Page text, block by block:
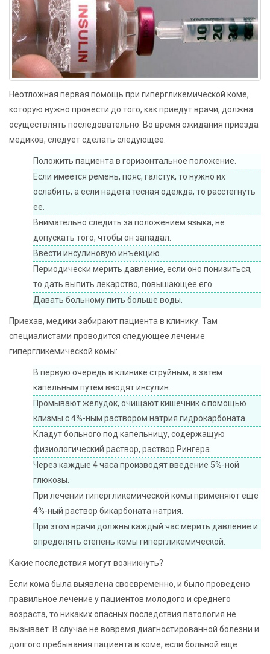
Неотложная первая помощь при гипергликемической коме,
которую нужно провести до того, как приедут врачи, должна
осуществлять последовательно. Во время ожидания приезда
медиков, следует сделать следующее:
Положить пациента в горизонтальное положение.
Если имеется ремень, пояс, галстук, то нужно их
ослабить, а если надета тесная одежда, то расстегнуть
ее.
Внимательно следить за положением языка, не
допускать того, чтобы он западал.
Ввести инсулиновую инъекцию.
Периодически мерить давление, если оно понизиться,
то дать выпить лекарство, повышающее его.
Давать больному пить больше воды.
Приехав, медики забирают пациента в клинику. Там
специалистами проводится следующее лечение
гипергликемической комы:
В первую очередь в клинике струйным, а затем
капельным путем вводят инсулин.
Промывают желудок, очищают кишечник с помощью
клизмы с 4%-ным раствором натрия гидрокарбоната.
Кладут больного под капельницу, содержащую
физиологический раствор, раствор Рингера.
Через каждые 4 часа производят введение 5%-ной
глюкозы.
При лечении гипергликемической комы применяют еще
4%-ный раствор бикарбоната натрия.
При этом врачи должны каждый час мерить давление и
определять степень комы гипергликемической.
Какие последствия могут возникнуть?
Если кома была выявлена своевременно, и было проведено
правильное лечение у пациентов молодого и среднего
возраста, то никаких опасных последствия патология не
вызывает. В случае не вовремя диагностированной болезни и
долгого пребывания пациента в коме, если больной еще